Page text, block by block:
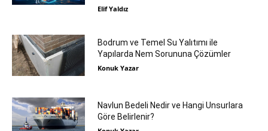
Elif Yaldız
Bodrum ve Temel Su Yalıtımı ile
Yapılarda Nem Sorununa Çözümler
Konuk Yazar
Navlun Bedeli Nedir ve Hangi Unsurlara
Göre Belirlenir?